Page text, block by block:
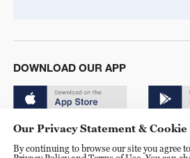
DOWNLOAD OUR APP
Our Privacy Statement & Cookie
By continuing to browse our site you agree